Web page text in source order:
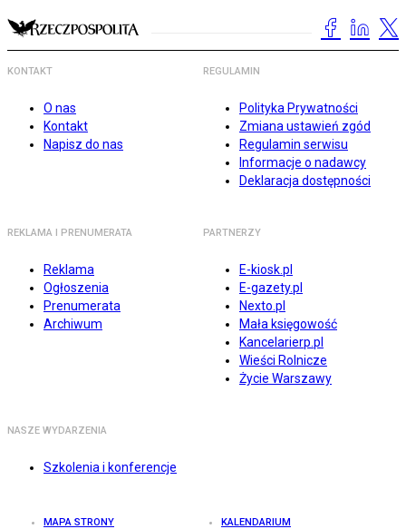
KONTAKT
O nas
Kontakt
Napisz do nas
REGULAMIN
Polityka Prywatności
Zmiana ustawień zgód
Regulamin serwisu
Informacje o nadawcy
Deklaracja dostępności
REKLAMA I PRENUMERATA
Reklama
Ogłoszenia
Prenumerata
Archiwum
PARTNERZY
E-kiosk.pl
E-gazety.pl
Nexto.pl
Mała księgowość
Kancelarierp.pl
Wieści Rolnicze
Życie Warszawy
NASZE WYDARZENIA
Szkolenia i konferencje
MAPA STRONY KALENDARIUM